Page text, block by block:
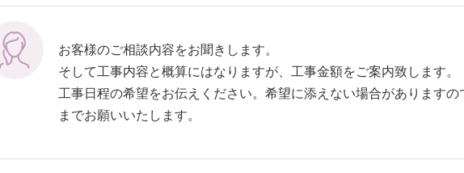
お客様のご相談内容をお聞きします。
そして工事内容と概算にはなりますが、工事金額をご案内致します。
工事日程の希望をお伝えください。希望に添えない場合があります
までお願いいたします。